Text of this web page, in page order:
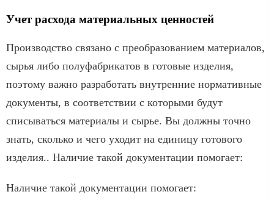
Учет расхода материальных ценностей
Производство связано с преобразованием материалов,
сырья либо полуфабрикатов в готовые изделия,
поэтому важно разработать внутренние нормативные
документы, в соответствии с которыми будут
списываться материалы и сырье. Вы должны точно
знать, сколько и чего уходит на единицу готового
изделия.. Наличие такой документации помогает:
Наличие такой документации помогает: